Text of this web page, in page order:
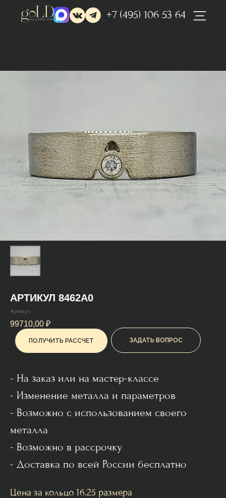
+7 (495) 106 53 64
ПОЛУЧИТЬ РАССЧЕТ ЗАДАТЬ ВОПРОС
АРТИКУЛ 8462А0
Артикул:
99710,00 ₽
- На заказ или на мастер-классе
- Изменение металла и параметров
- Возможно с использованием своего
металла
- Возможно в рассрочку
- Доставка по всей России бесплатно
Цена за кольцо 16.25 размера